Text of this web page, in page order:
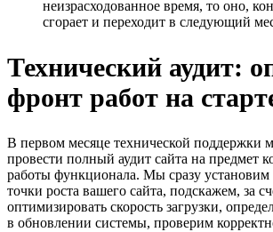
неизрасходованное время, то оно,
сгорает и переходит в следующий
Технический аудит:
фронт работ на
В первом месяце технической поддержки
провести полный аудит сайта на предмет
работы функционала. Мы сразу установим
точки роста вашего сайта, подскажем, за
оптимизировать скорость загрузки,
в обновлении системы, проверим